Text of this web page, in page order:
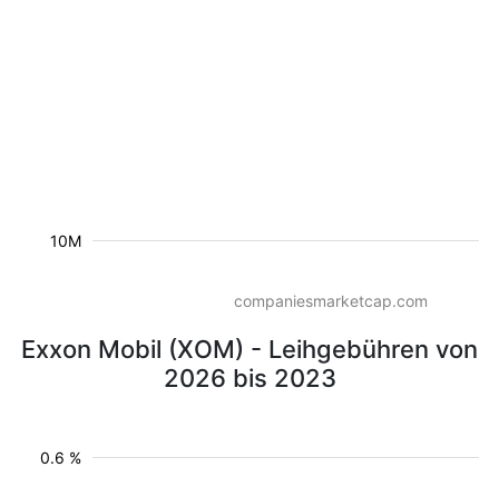
10M
companiesmarketcap.com
Exxon Mobil (XOM) - Leihgebühren von
2026 bis 2023
0.6 %